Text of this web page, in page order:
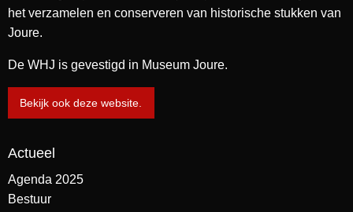
het verzamelen en conserveren van historische stukken van
Joure.
De WHJ is gevestigd in Museum Joure.
Bekijk ook deze website.
Actueel
Agenda 2025
Bestuur